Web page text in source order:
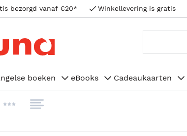
bezorgd vanaf €20* Winkellevering is gratis
boeken eBooks Cadeaukaarten